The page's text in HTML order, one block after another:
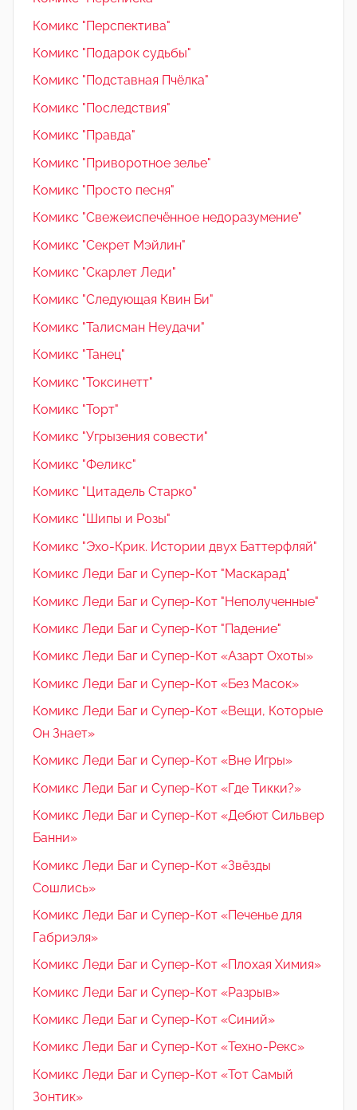
Комикс "Перспектива"
Комикс "Подарок судьбы"
Комикс "Подставная Пчёлка"
Комикс "Последствия"
Комикс "Правда"
Комикс "Приворотное зелье"
Комикс "Просто песня"
Комикс "Свежеиспечённое недоразумение"
Комикс "Секрет Мэйлин"
Комикс "Скарлет Леди"
Комикс "Следующая Квин Би"
Комикс "Талисман Неудачи"
Комикс "Танец"
Комикс "Токсинетт"
Комикс "Торт"
Комикс "Угрызения совести"
Комикс "Феликс"
Комикс "Цитадель Старко"
Комикс "Шипы и Розы"
Комикс "Эхо-Крик. Истории двух Баттерфляй"
Комикс Леди Баг и Супер-Кот "Маскарад"
Комикс Леди Баг и Супер-Кот "Неполученные"
Комикс Леди Баг и Супер-Кот "Падение"
Комикс Леди Баг и Супер-Кот «Азарт Охоты»
Комикс Леди Баг и Супер-Кот «Без Масок»
Комикс Леди Баг и Супер-Кот «Вещи, Которые
Он Знает»
Комикс Леди Баг и Супер-Кот «Вне Игры»
Комикс Леди Баг и Супер-Кот «Где Тикки?»
Комикс Леди Баг и Супер-Кот «Дебют Сильвер
Банни»
Комикс Леди Баг и Супер-Кот «Звёзды
Сошлись»
Комикс Леди Баг и Супер-Кот «Печенье для
Габриэля»
Комикс Леди Баг и Супер-Кот «Плохая Химия»
Комикс Леди Баг и Супер-Кот «Разрыв»
Комикс Леди Баг и Супер-Кот «Синий»
Комикс Леди Баг и Супер-Кот «Техно-Рекс»
Комикс Леди Баг и Супер-Кот «Тот Самый
Зонтик»